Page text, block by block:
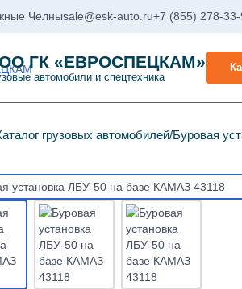
Челныsale@esk-auto.ru+7 (855) 278-33-
ГК «ЕВРОСПЕЦКАМ»
автомобили и спецтехника
грузовых автомобилей Буровая